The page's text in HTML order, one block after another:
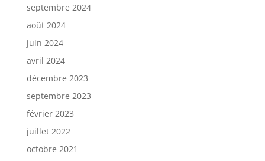
septembre 2024
août 2024
juin 2024
avril 2024
décembre 2023
septembre 2023
février 2023
juillet 2022
octobre 2021